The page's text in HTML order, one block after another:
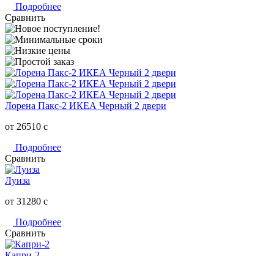
Подробнее
Сравнить
Лорена Пакс-2 ИКЕА Черный 2 двери
от 26510 c
Подробнее
Сравнить
Луиза
от 31280 c
Подробнее
Сравнить